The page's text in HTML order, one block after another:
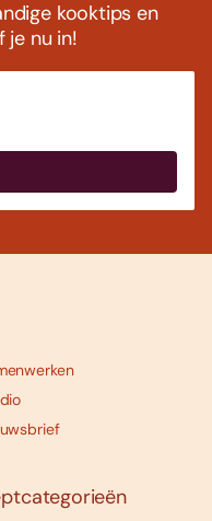
kooktips en
je nu in!